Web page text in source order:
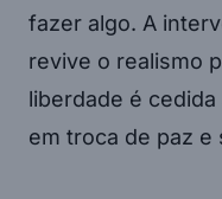
fazer algo. A
revive o realismo
liberdade é
em troca de paz e